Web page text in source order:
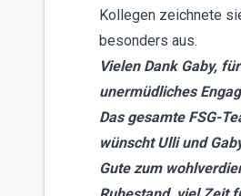
Kollegen zeichnete
besonders aus.
Vielen Dank Gaby,
unermüdliches
Das gesamte FSG-
wünscht Ulli und
Gute zum